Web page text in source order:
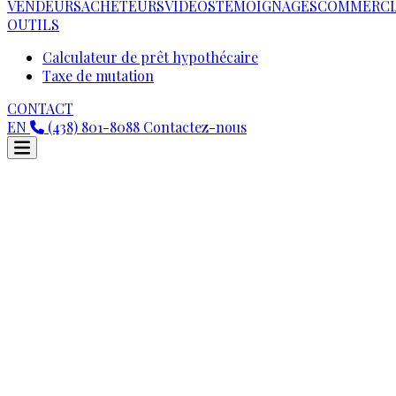
VENDEURSACHETEURSVIDEOSTÉMOIGNAGES
OUTILS
Calculateur de prêt hypothécaire
Taxe de mutation
CONTACT
EN
(438) 801-8088 Contactez-nous